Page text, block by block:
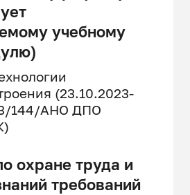
учебному
(23.10.2023-
144/АНО ДПО
охране труда и
требований